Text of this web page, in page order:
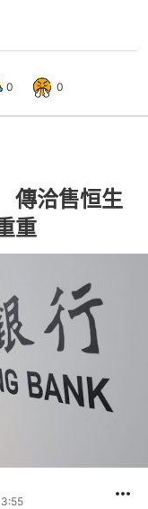
0 0
傳洽售恒生
重